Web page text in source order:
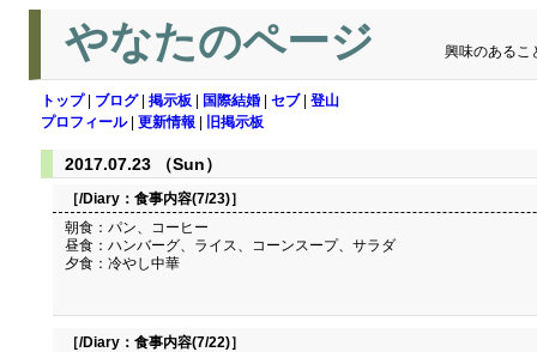
やなたのページ 興味のあるこ
トップ| ブログ| 掲示板 国際結婚 セブ| 登山
プロフィール| 更新情報 旧掲示板
2017.07.23 （Sun）
［/Diary： 食事内容(7/23)］
朝食：パン、コーヒー
昼食：ハンバーグ、ライス、コーンスープ、サラダ
夕食：冷やし中華
［/Diary： 食事内容(7/22)］